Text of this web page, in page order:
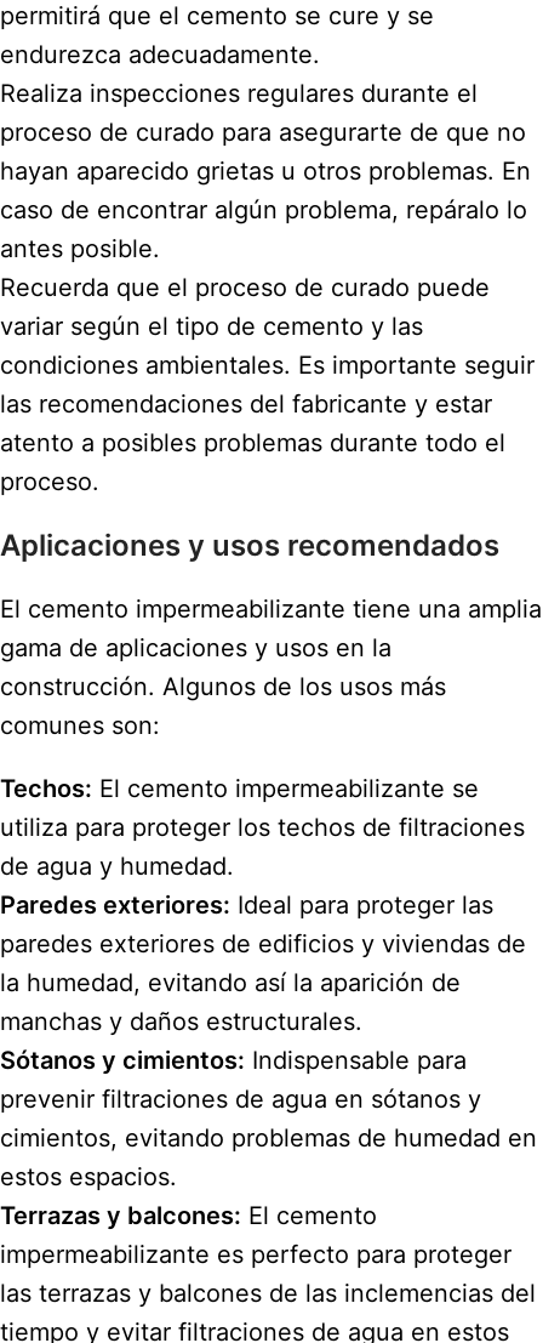
permitirá que el cemento se cure y se
endurezca adecuadamente.
Realiza inspecciones regulares durante el
proceso de curado para asegurarte de que no
hayan aparecido grietas u otros problemas. En
caso de encontrar algún problema, repáralo lo
antes posible.
Recuerda que el proceso de curado puede
variar según el tipo de cemento y las
condiciones ambientales. Es importante seguir
las recomendaciones del fabricante y estar
atento a posibles problemas durante todo el
proceso.
Aplicaciones y usos recomendados
El cemento impermeabilizante tiene una amplia
gama de aplicaciones y usos en la
construcción. Algunos de los usos más
comunes son:
Techos: El cemento impermeabilizante se
utiliza para proteger los techos de filtraciones
de agua y humedad.
Paredes exteriores: Ideal para proteger las
paredes exteriores de edificios y viviendas de
la humedad, evitando así la aparición de
manchas y daños estructurales.
Sótanos y cimientos: Indispensable para
prevenir filtraciones de agua en sótanos y
cimientos, evitando problemas de humedad en
estos espacios.
Terrazas y balcones: El cemento
impermeabilizante es perfecto para proteger
las terrazas y balcones de las inclemencias del
tiempo y evitar filtraciones de agua en estos